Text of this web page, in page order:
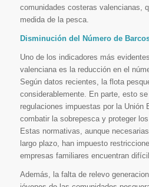
comunidades costeras valencianas,
medida de la pesca.
Disminución del Número de
Uno de los indicadores más
valenciana es la reducción en el
Según datos recientes, la flota
considerablemente. En parte, esto
regulaciones impuestas por la Unión
combatir la sobrepesca y proteger
Estas normativas, aunque
largo plazo, han impuesto
empresas familiares encuentran
Además, la falta de relevo